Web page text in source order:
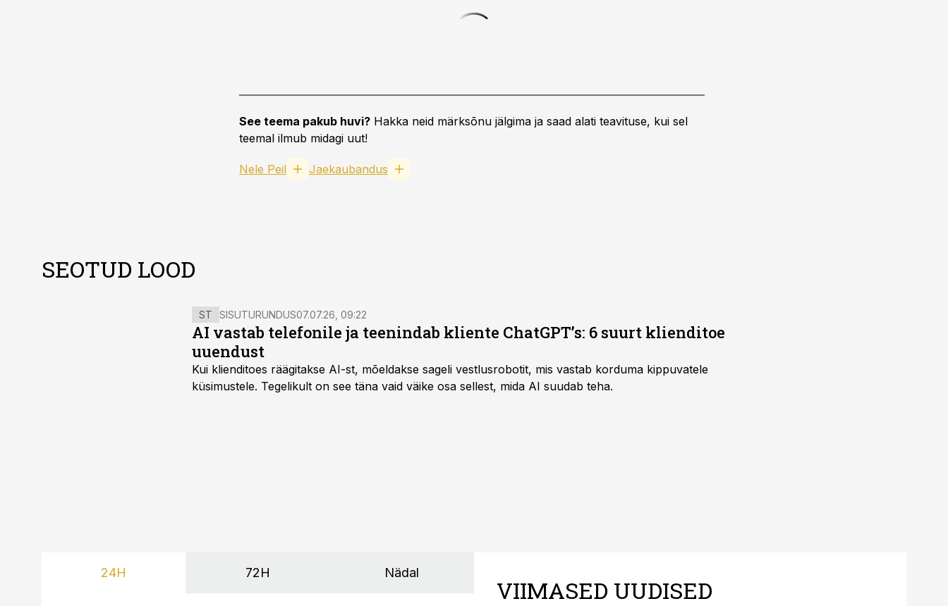
See teema pakub huvi? Hakka neid märksõnu jälgima ja saad alati teavituse, kui sel
teemal ilmub midagi uut!
Nele Peil Jaekaubandus
SEOTUD LOOD
ST SISUTURUNDUS07.07.26, 09:22
AI vastab telefonile ja teenindab kliente ChatGPT’s: 6 suurt klienditoe
uuendust
Kui klienditoes räägitakse AI-st, mõeldakse sageli vestlusrobotit, mis vastab korduma kippuvatele
küsimustele. Tegelikult on see täna vaid väike osa sellest, mida AI suudab teha.
24H 72H Nädal
VIIMASED UUDISED